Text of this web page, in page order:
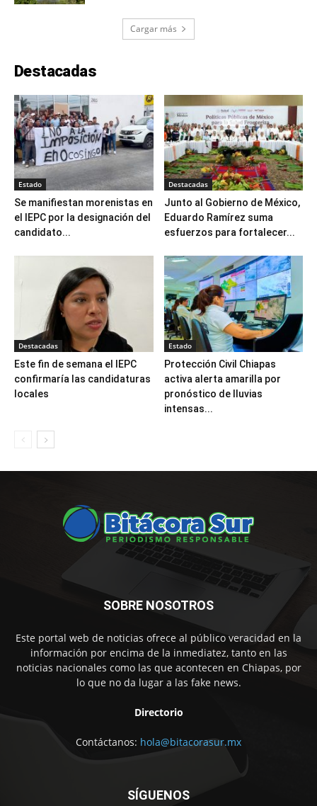
Cargar más
Destacadas
Estado
Se manifiestan morenistas en
el IEPC por la designación del
candidato...
Destacadas
Junto al Gobierno de México,
Eduardo Ramírez suma
esfuerzos para fortalecer...
Destacadas
Este fin de semana el IEPC
confirmaría las candidaturas
locales
Estado
Protección Civil Chiapas
activa alerta amarilla por
pronóstico de lluvias
intensas...
SOBRE NOSOTROS
Este portal web de noticias ofrece al público veracidad en la
información por encima de la inmediatez, tanto en las
noticias nacionales como las que acontecen en Chiapas, por
lo que no da lugar a las fake news.
Directorio
Contáctanos: hola@bitacorasur.mx
SÍGUENOS